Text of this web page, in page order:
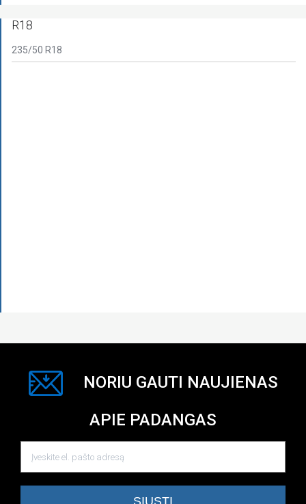
R18
235/50 R18
NORIU GAUTI NAUJIENAS
APIE PADANGAS